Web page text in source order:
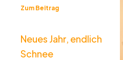
Zum Beitrag
Neues Jahr, endlich
Schnee